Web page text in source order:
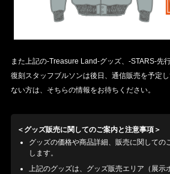
また上記の-Treasure Land-グッズ、-STARS-先
復刻スタッフブルソンは後日、通信販売を予定
ない方は、そちらの情報をお待ちください。
＜グッズ販売に関してのご案内と注意事項＞
グッズの価格や商品詳細、販売に関しての
します。
上記のグッズは、グッズ販売エリア（展示